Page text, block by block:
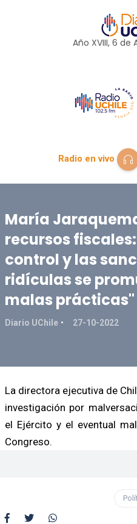
Año XVIII, 6 de
Radio en vivo
María
recursos
control y las
ridículas se
malas prácticas"
Diario UChile 27-10-2022
La directora ejecutiva de
investigación por
el Ejército y el eventual
Congreso.